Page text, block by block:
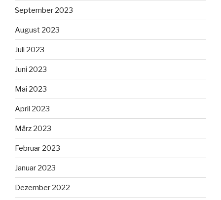
September 2023
August 2023
Juli 2023
Juni 2023
Mai 2023
April 2023
März 2023
Februar 2023
Januar 2023
Dezember 2022